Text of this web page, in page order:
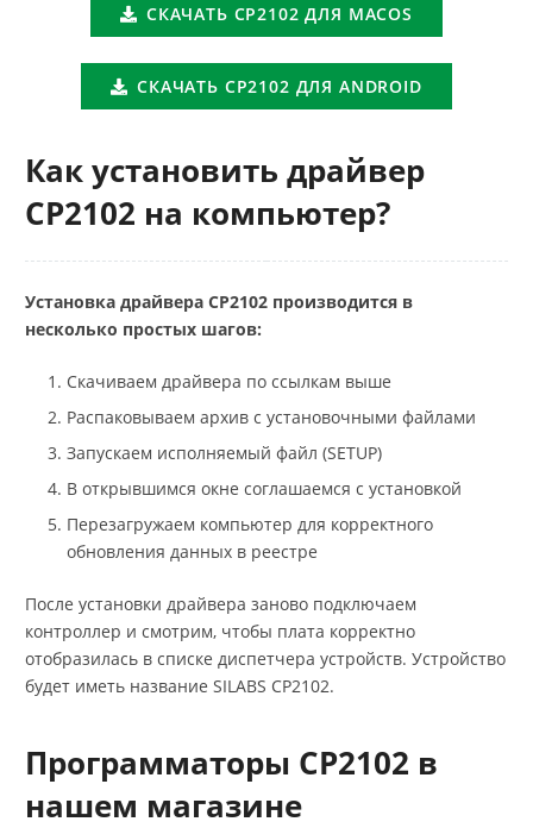
СКАЧАТЬ CP2102 ДЛЯ MACOS
СКАЧАТЬ CP2102 ДЛЯ ANDROID
Как установить драйвер
CP2102 на компьютер?
Установка драйвера CP2102 производится в
несколько простых шагов:
Скачиваем драйвера по ссылкам выше
Распаковываем архив с установочными файлами
Запускаем исполняемый файл (SETUP)
В открывшимся окне соглашаемся с установкой
Перезагружаем компьютер для корректного
обновления данных в реестре
После установки драйвера заново подключаем
контроллер и смотрим, чтобы плата корректно
отобразилась в списке диспетчера устройств. Устройство
будет иметь название SILABS CP2102.
Программаторы CP2102 в
нашем магазине